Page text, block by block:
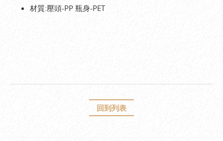
材質:壓頭-PP 瓶身-PET
回到列表